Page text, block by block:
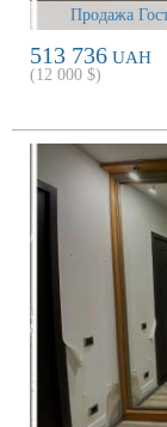
Продажа
513 736 UAH
(12 000 $)